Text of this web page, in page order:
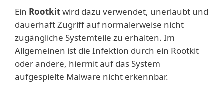
Ein Rootkitwird dazu verwendet, unerlaubt und
dauerhaft Zugriff auf normalerweise nicht
zugängliche Systemteile zu erhalten. Im
Allgemeinen ist die Infektion durch ein Rootkit
oder andere, hiermit auf das System
aufgespielte Malware nicht erkennbar.